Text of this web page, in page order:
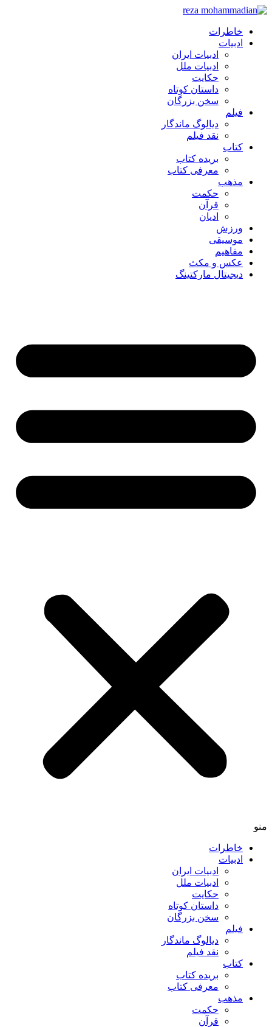
خاطرات
ادبیات
ادبیات ایران
ادبیات ملل
حکایت
داستان کوتاه
سخن بزرگان
فیلم
دیالوگ ماندگار
نقد فیلم
کتاب
بریده کتاب
معرفی کتاب
مذهب
حکمت
قرآن
ادیان
ورزش
موسیقی
مفاهیم
عکس و مکث
دیجیتال مارکتینگ
منو
خاطرات
ادبیات
ادبیات ایران
ادبیات ملل
حکایت
داستان کوتاه
سخن بزرگان
فیلم
دیالوگ ماندگار
نقد فیلم
کتاب
بریده کتاب
معرفی کتاب
مذهب
حکمت
قرآن